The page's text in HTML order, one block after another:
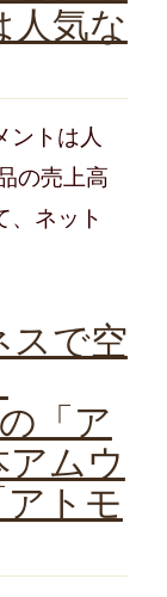
人気な
ントは人
の売上高
、ネット
スで空
「ア
ムウ
トモ